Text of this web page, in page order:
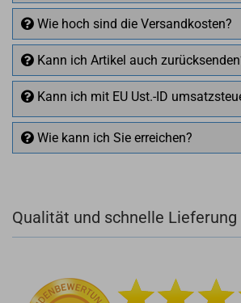
Wie hoch sind die Versandkosten?
Kann ich Artikel auch
Kann ich mit EU Ust.-ID
Wie kann ich Sie erreichen?
+49 (0)4281 50 79 78 2
info@rocketronics.de
Qualität und schnelle Lieferung